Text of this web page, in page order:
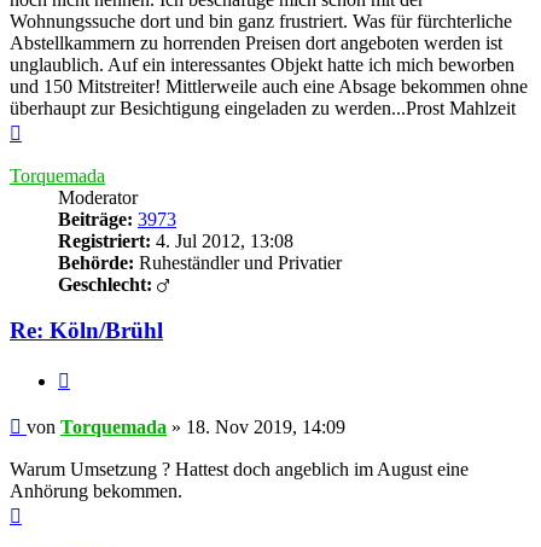
Wohnungssuche dort und bin ganz frustriert. Was für fürchterliche
Abstellkammern zu horrenden Preisen dort angeboten werden ist
unglaublich. Auf ein interessantes Objekt hatte ich mich beworben
und 150 Mitstreiter! Mittlerweile auch eine Absage bekommen ohne
überhaupt zur Besichtigung eingeladen zu werden...Prost Mahlzeit
Torquemada
Moderator
Beiträge: 3973
Registriert: 4. Jul 2012, 13:08
Behörde: Ruheständler und Privatier
Geschlecht:
Re: Köln/Brühl
Beitrag
von Torquemada » 18. Nov 2019, 14:09
Warum Umsetzung ? Hattest doch angeblich im August eine
Anhörung bekommen.